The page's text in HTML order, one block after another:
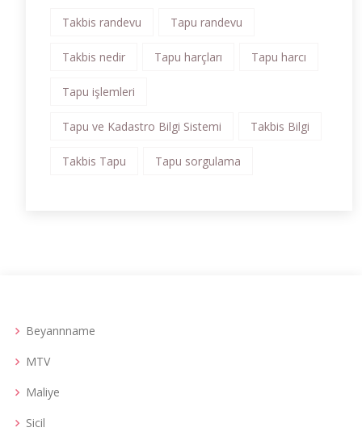
Takbis randevu Tapu randevu
Takbis nedir Tapu harçları Tapu harcı
Tapu işlemleri
Tapu ve Kadastro Bilgi Sistemi Takbis Bilgi
Takbis Tapu Tapu sorgulama
Beyannname
MTV
Maliye
Sicil